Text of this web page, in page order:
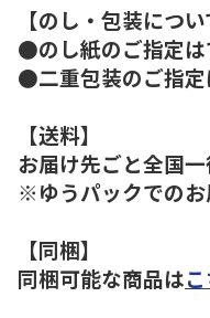
【のし・包装につい
●のし紙のご指定は
●二重包装のご指定
【送料】
お届け先ごと全国一
※ゆうパックでのお
【同梱】
同梱可能な商品は